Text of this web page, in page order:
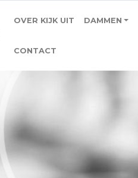
OVER KIJK UIT DAMMEN
CONTACT